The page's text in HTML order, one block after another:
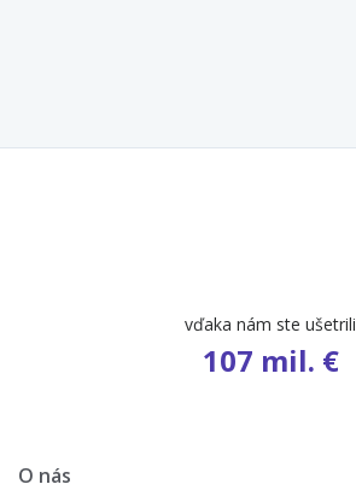
vďaka nám ste ušetrili
107 mil. €
O nás